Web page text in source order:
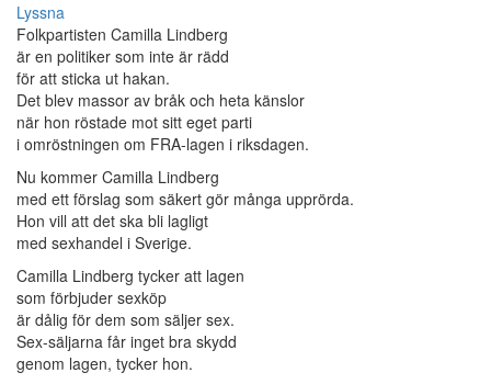
Lyssna
Folkpartisten Camilla Lindberg
är en politiker som inte är rädd
för att sticka ut hakan.
Det blev massor av bråk och heta känslor
när hon röstade mot sitt eget parti
i omröstningen om FRA-lagen i riksdagen.
Nu kommer Camilla Lindberg
med ett förslag som säkert gör många upprörda.
Hon vill att det ska bli lagligt
med sexhandel i Sverige.
Camilla Lindberg tycker att lagen
som förbjuder sexköp
är dålig för dem som säljer sex.
Sex-säljarna får inget bra skydd
genom lagen, tycker hon.